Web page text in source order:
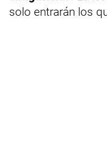
solo entrarán los